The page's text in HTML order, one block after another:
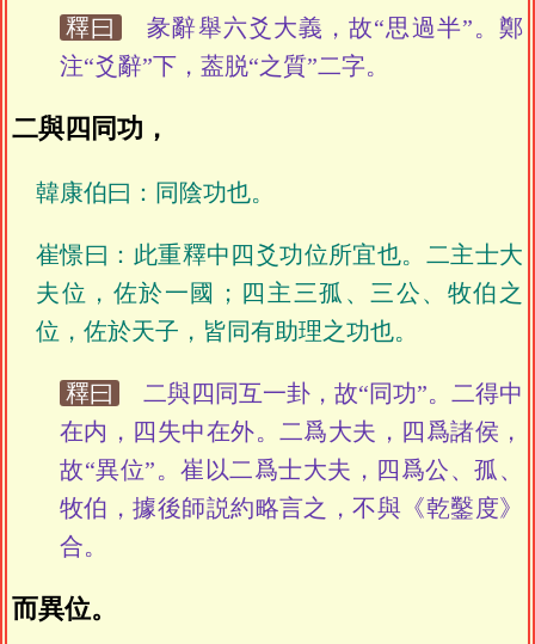
釋曰
彖辭舉六爻大義，故“思過半”。鄭
注“爻辭”下，葢脱“之質”二字。
二與四同功，
韓康伯曰：同陰功也。
崔憬曰：此重釋中四爻功位所宜也。二主士大
夫位，佐於一國；四主三孤、三公、牧伯之
位，佐於天子，皆同有助理之功也。
釋曰
二與四同互一卦，故“同功”。二得中
在内，四失中在外。二爲大夫，四爲諸侯，
故“異位”。崔以二爲士大夫，四爲公、孤、
牧伯，據後師説約略言之，不與《乾鑿度》
合。
而異位。